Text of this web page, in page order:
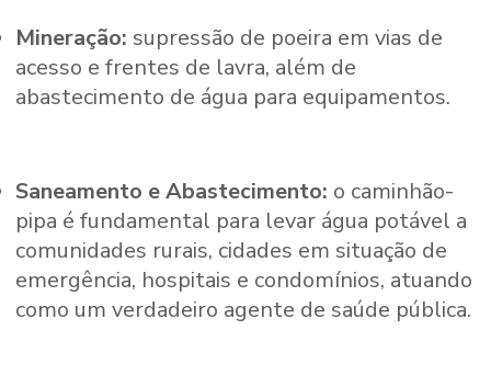
Mineração: supressão de poeira em vias de
acesso e frentes de lavra, além de
abastecimento de água para equipamentos.
Saneamento e Abastecimento: o caminhão-
pipa é fundamental para levar água potável a
comunidades rurais, cidades em situação de
emergência, hospitais e condomínios, atuando
como um verdadeiro agente de saúde pública.